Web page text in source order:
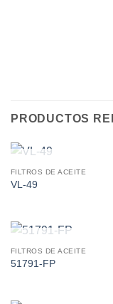
PRODUCTOS
AGOTADO
FILTROS DE ACEITE
VL-49
AGOTADO
FILTROS DE ACEITE
51791-FP